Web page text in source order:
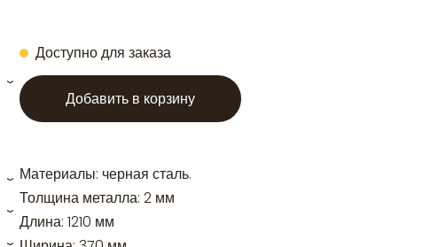
›
›
›
›
Доступно для заказа
Добавить в корзину
Материалы: черная сталь.
Толщина металла: 2 мм
Длина: 1210 мм